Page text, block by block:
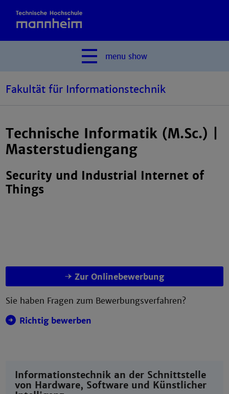
menu show
Fakultät für Informationstechnik
Technische Informatik (M.Sc.) |
Masterstudiengang
Security und Industrial Internet of
Things
Zur Onlinebewerbung
Sie haben Fragen zum Bewerbungsverfahren?
Richtig bewerben
Informationstechnik an der Schnittstelle
von Hardware, Software und Künstlicher